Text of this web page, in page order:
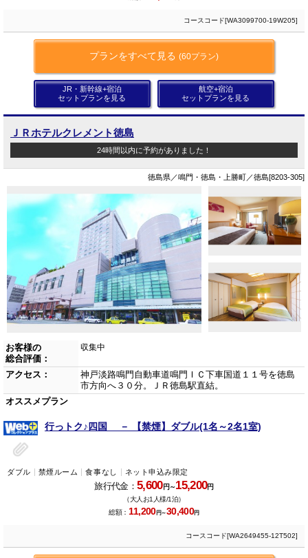
コースコード[WA3099700-19W205]
プランをすべて見る (60プラン)
JR・新幹線+宿泊
セットプランを見る
航空+宿泊
セットプランを見る
ＪＲホテルクレメント徳島
24時間以内に予約がありました！
徳島県／鳴門・徳島・上勝町／徳島[8203-305]
お客様の
総合評価：
収集中
アクセス：
神戸淡路鳴門自動車道鳴門ＩＣ下車国道１１号を徳島
市方向へ３０分。ＪＲ徳島駅直結。
オススメプラン
行っトク♪四国 － 【禁煙】ダブル(1名～2名1室)
ダブル 禁煙ルーム 食事なし ネット申込み限定
旅行代金： 5,600円～15,200円
（大人お1人様/1泊）
総額： 11,200円～30,400円
コースコード[WA2649455-12T502]